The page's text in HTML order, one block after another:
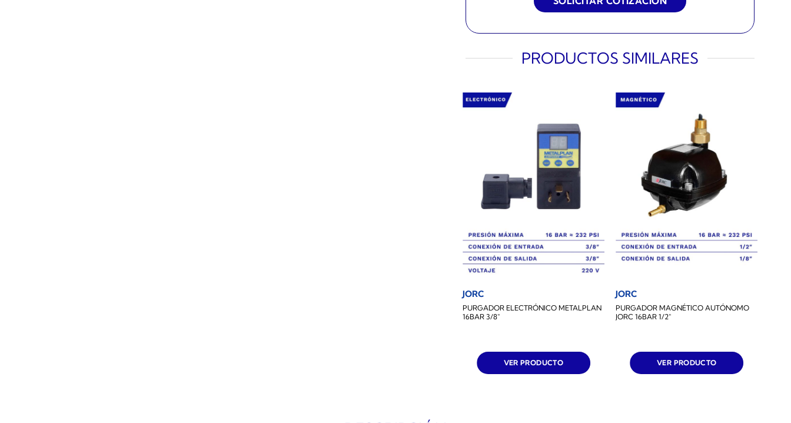
PRODUCTOS SIMILARES
JORC
PURGADOR ELECTRÓNICO METALPLAN
16BAR 3/8″
VER PRODUCTO
JORC
PURGADOR MAGNÉTICO AUTÓNOMO
JORC 16BAR 1/2″
VER PRODUCTO